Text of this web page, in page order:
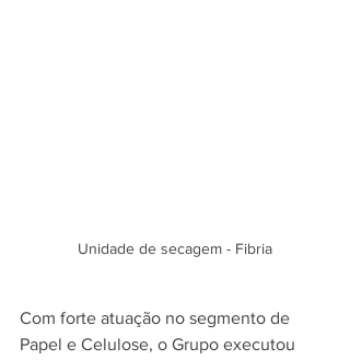
Unidade de secagem - Fibria
Com forte atuação no segmento de
Papel e Celulose, o Grupo executou